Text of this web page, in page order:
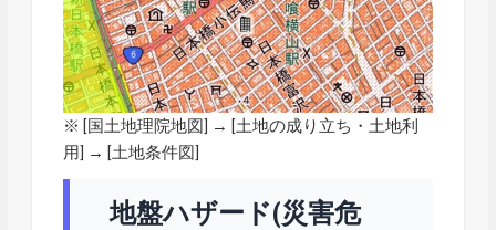
※ [国土地理院地図] → [土地の成り立ち・土地利
用] → [土地条件図]
地盤ハザード(災害危